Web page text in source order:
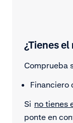
¿Tienes
Comprueba
Financiero
Si no tienes
ponte en